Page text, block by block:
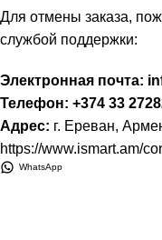
Для отмены заказа,
службой поддержки:
Электронная почта:
Телефон: +374 33
Адрес: г. Ереван,
https://www.ismart.am/
WhatsApp